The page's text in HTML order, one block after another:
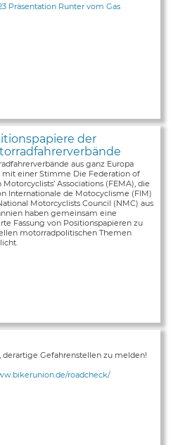
Präsentation Runter vom Gas
der
aus ganz Europa
mit einer Stimme Die Federation of
Motorcyclists’ Associations (FEMA), die
Internationale de Motocyclisme (FIM)
Motorcyclists Council (NMC) aus
haben gemeinsam eine
Fassung von Positionspapieren zu
motorradpolitischen Themen
derartige Gefahrenstellen zu melden!
roadcheck/